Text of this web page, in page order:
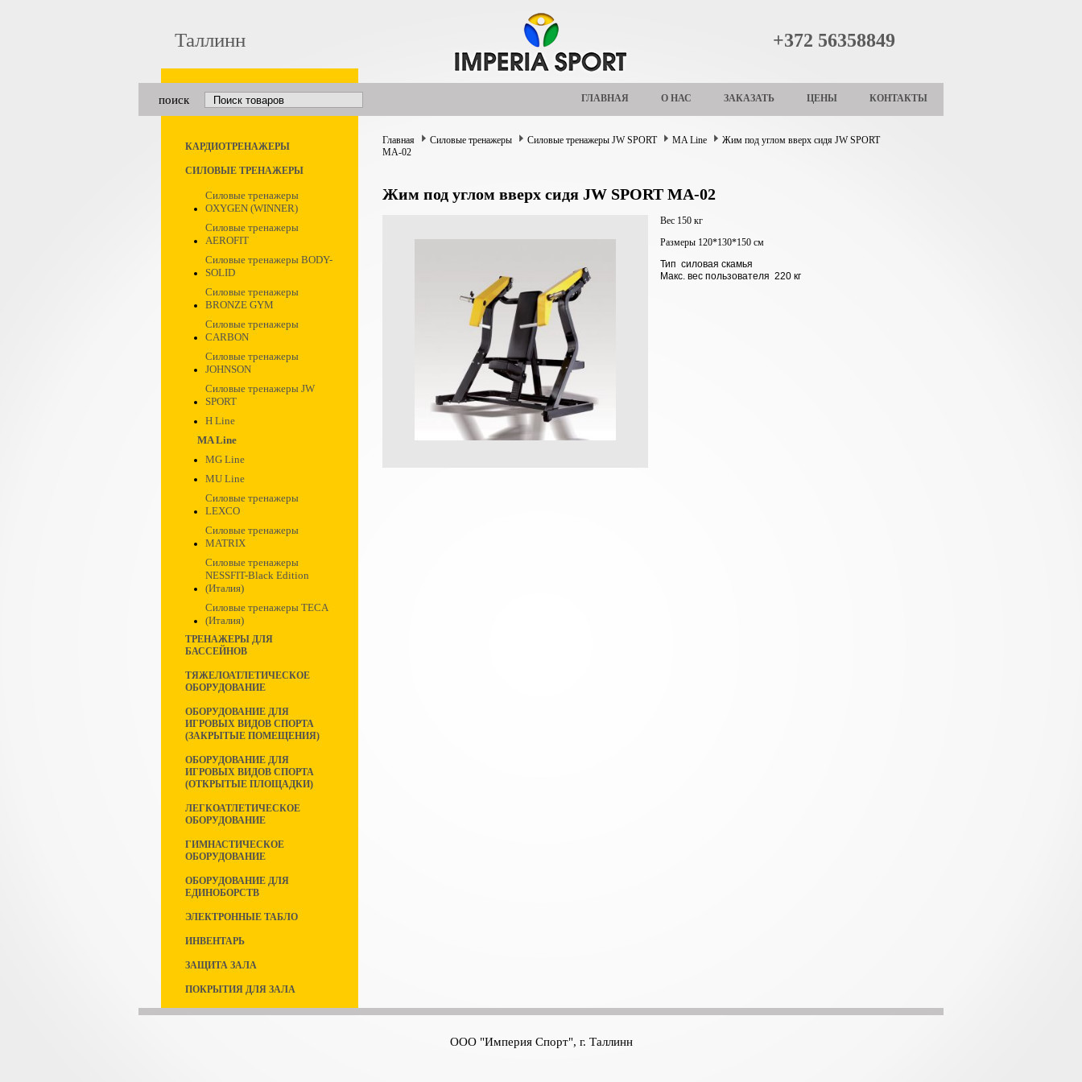
Таллинн +372 56358849
поиск ГЛАВНАЯ О НАС ЗАКАЗАТЬ ЦЕНЫ КОНТАКТЫ
КАРДИОТРЕНАЖЕРЫ
СИЛОВЫЕ ТРЕНАЖЕРЫ
Силовые тренажеры
OXYGEN (WINNER)
Силовые тренажеры
AEROFIT
Силовые тренажеры BODY-
SOLID
Силовые тренажеры
BRONZE GYM
Силовые тренажеры
CARBON
Силовые тренажеры
JOHNSON
Силовые тренажеры JW
SPORT
H Line
MA Line
MG Line
MU Line
Силовые тренажеры
LEXCO
Силовые тренажеры
MATRIX
Силовые тренажеры
NESSFIT-Black Edition
(Италия)
Силовые тренажеры TECA
(Италия)
ТРЕНАЖЕРЫ ДЛЯ
БАССЕЙНОВ
ТЯЖЕЛОАТЛЕТИЧЕСКОЕ
ОБОРУДОВАНИЕ
ОБОРУДОВАНИЕ ДЛЯ
ИГРОВЫХ ВИДОВ СПОРТА
(ЗАКРЫТЫЕ ПОМЕЩЕНИЯ)
ОБОРУДОВАНИЕ ДЛЯ
ИГРОВЫХ ВИДОВ СПОРТА
(ОТКРЫТЫЕ ПЛОЩАДКИ)
ЛЕГКОАТЛЕТИЧЕСКОЕ
ОБОРУДОВАНИЕ
ГИМНАСТИЧЕСКОЕ
ОБОРУДОВАНИЕ
ОБОРУДОВАНИЕ ДЛЯ
ЕДИНОБОРСТВ
ЭЛЕКТРОННЫЕ ТАБЛО
ИНВЕНТАРЬ
ЗАЩИТА ЗАЛА
ПОКРЫТИЯ ДЛЯ ЗАЛА
Главная Силовые тренажеры Силовые тренажеры JW SPORT MA Line
Жим под углом вверх сидя JW SPORT
MA-02
Жим под углом вверх сидя JW SPORT MA-02
Вес 150 кг
Размеры 120*130*150 см
Тип силовая скамья
Макс. вес пользователя 220 кг
ООО "Империя Спорт", г. Таллинн